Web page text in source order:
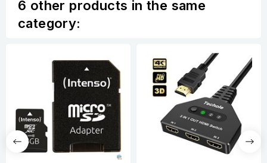
6 other products in the same
category: